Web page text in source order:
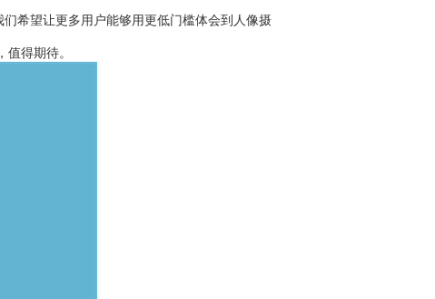
希望让更多用户能够用更低门槛体会到人像摄
得期待。